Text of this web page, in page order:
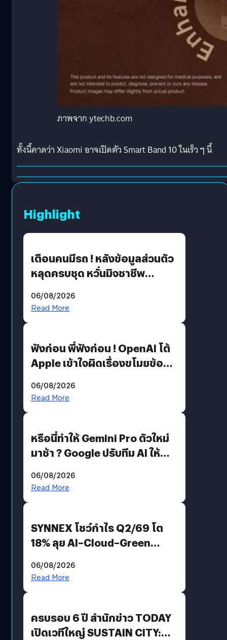
ภาพจาก ytechb.com
ทั้งนี้คาดว่า Xiaomi อาจเปิดตัว Smart Band 10 ในเร็ว ๆ นี้
Highlight
เตือนคนมีรถ ! หลังข้อมูลส่วนตัว
หลุดครบชุด หวั่นมิจชาชีพ
รหัสผ่านหลุด ไม่ใช่แฮ็กเกอร์
06/08/2026
Read More
ฟังก่อน พี่ฟังก่อน ! OpenAI โต้
Apple เข้าใจผิดเรื่องขโมยข้อมูล
06/08/2026
Read More
หรือนี่ทำให้ Gemini Pro ตัวใหม่
มาช้า ? Google ปรับทีม AI ให้
AGI
06/08/2026
Read More
SYNNEX โชว์กำไร Q2/69 โต
18% ลุย AI–Cloud–Green
Revenue เร่งเครื่อง New
06/08/2026
Read More
ครบรอบ 6 ปี สำนักข่าว TODAY
เปิดเวทีใหญ่ SUSTAIN CITY: